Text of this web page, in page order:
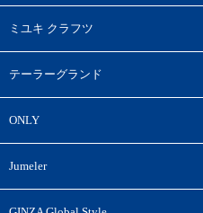
ミユキ クラフツ
テーラーグランド
ONLY
Jumeler